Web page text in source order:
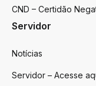
CND – Certidão
Servidor
Notícias
Servidor – Acesse